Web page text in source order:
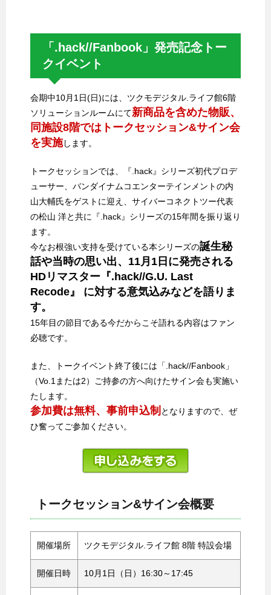
「.hack//Fanbook」発売記念トー
クイベント
会期中10月1日(日)には、ツクモデジタル.ライフ館6階
ソリューションルームにて新商品を含めた物販、
同施設8階ではトークセッション&サイン会
を実施します。
トークセッションでは、『.hack』シリーズ初代プロデ
ューサー、バンダイナムコエンターテインメントの内
山大輔氏をゲストに迎え、サイバーコネクトツー代表
の松山 洋と共に『.hack』シリーズの15年間を振り返り
ます。
今なお根強い支持を受けている本シリーズの誕生秘
話や当時の思い出、11月1日に発売される
HDリマスター『.hack//G.U. Last
Recode』 に対する意気込みなどを語りま
す。
15年目の節目である今だからこそ語れる内容はファン
必聴です。
また、トークイベント終了後には「.hack//Fanbook」
（Vo.1または2）ご持参の方へ向けたサイン会も実施い
たします。
参加費は無料、事前申込制 となりますので、ぜ
ひ奮ってご参加ください。
トークセッション&サイン会概要
開催場所 ツクモデジタル.ライフ館 8階 特設会場
開催日時 10月1日（日）16:30～17:45